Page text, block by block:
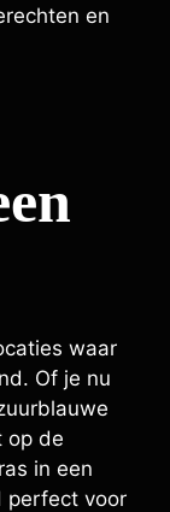
en
waar
Of je nu
op de
in een
perfect voor